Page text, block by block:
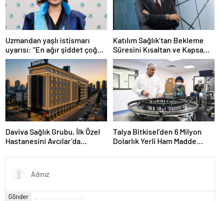
Uzmandan yaşlı istismarı
uyarısı: “En ağır şiddet çoğu
zaman sessizlik içinde
yaşanıyor”
Katılım Sağlık’tan Bekleme
Süresini Kısaltan ve Kapsamı
Genişleten Yeni Uygulamalar
Daviva Sağlık Grubu, İlk Özel
Hastanesini Avcılar’da
Talya Bitkisel’den 6 Milyon
Dolarlık Yerli Ham Madde
Gönder